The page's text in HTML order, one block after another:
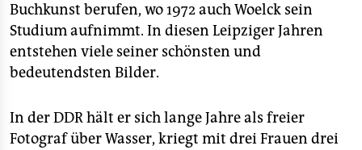
Buchkunst berufen, wo 1972 auch Woelck sein
Studium aufnimmt. In diesen Leipziger Jahren
entstehen viele seiner schönsten und
bedeutendsten Bilder.
In der DDR hält er sich lange Jahre als freier
Fotograf über Wasser, kriegt mit drei Frauen drei